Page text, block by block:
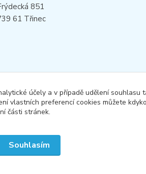
851
61 Třinec
účely a v případě udělení souhlasu
vlastních preferencí cookies můžete
části stránek.
Souhlasím